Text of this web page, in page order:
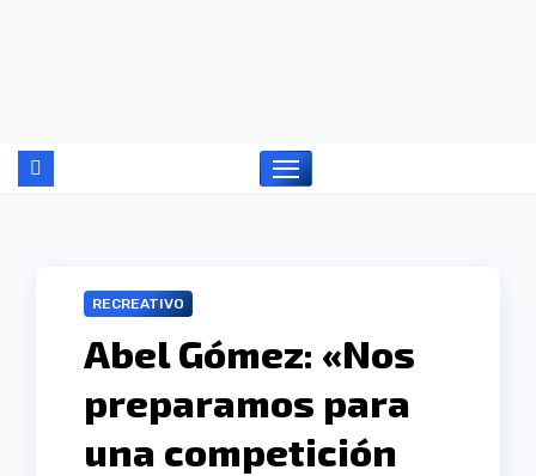
RECREATIVO
Abel Gómez: «Nos
preparamos para
una competición